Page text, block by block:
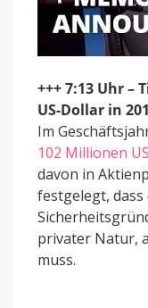
+++ 7:13 Uhr –
US-Dollar in
Im
102 Millionen
davon in
festgelegt, dass
privater Natur,
muss.